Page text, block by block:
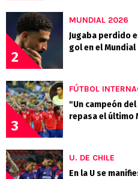
2
MUNDIAL 2026
Jugaba perdido
gol en el Mundial
3
FÚTBOL
"Un campeón
repasa el último
U. DE CHILE
En la U se